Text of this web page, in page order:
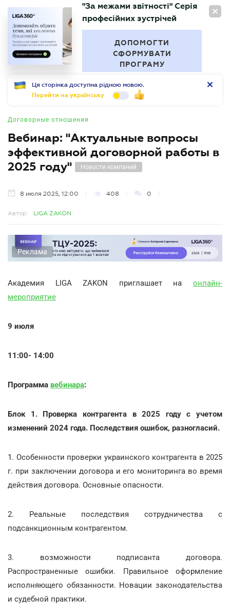
RU
БУХГАЛТЕР
"За межами звітності" Серія
професійних зустрічей
ДОПОМОГТИ
СФОРМУВАТИ
ПРОГРАМУ
Ця сторінка доступна рідною мовою.
Перейти на українську
Договорные отношения
Вебинар: "Актуальные вопросы
эффективной договорной работы в
2025 году"
Новости компаний
8 июля 2025, 12:00 408 0
Автор: LIGA ZAKON
Реклама
Академия LIGA ZAKON приглашает на онлайн-
мероприятие
9 июля
11:00- 14:00
Программа вебинара:
Блок 1. Проверка контрагента в 2025 году с учетом
изменений 2024 года. Последствия ошибок, разногласий.
1. Особенности проверки украинского контрагента в 2025
г. при заключении договора и его мониторинга во время
действия договора. Основные опасности.
2. Реальные последствия сотрудничества с
подсанкционным контрагентом.
3. возможности подписанта договора.
Распространенные ошибки. Правильное оформление
исполняющего обязанности. Новации законодательства
и судебной практики.